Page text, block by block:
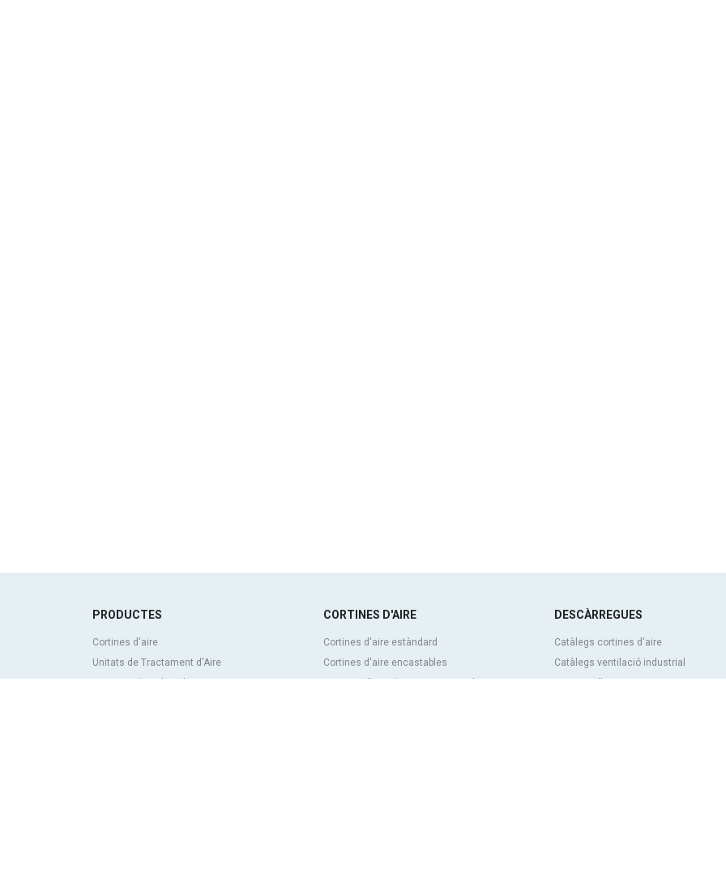
PRODUCTES
Cortines d'aire
Unitats de Tractament d'Aire
CORTINES D'AIRE
Cortines d'aire estàndard
Cortines d'aire encastables
DESCÀRREGUES
Catàlegs cortines d'aire
Catàlegs ventilació industrial